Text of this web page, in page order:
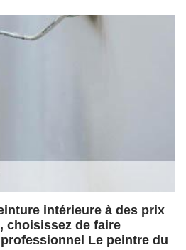
intérieure à des prix
choisissez de faire
Le peintre du